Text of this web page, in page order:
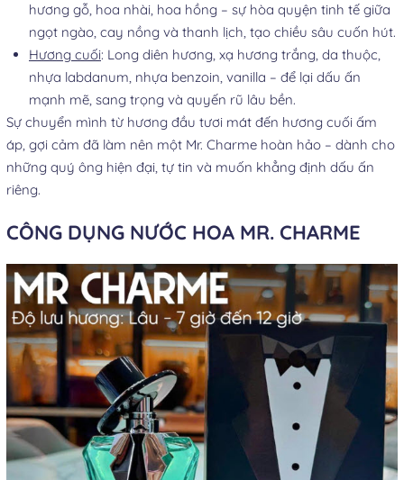
hương gỗ, hoa nhài, hoa hồng – sự hòa quyện tinh tế giữa
ngọt ngào, cay nồng và thanh lịch, tạo chiều sâu cuốn hút.
Hương cuối: Long diên hương, xạ hương trắng, da thuộc,
nhựa labdanum, nhựa benzoin, vanilla – để lại dấu ấn
mạnh mẽ, sang trọng và quyến rũ lâu bền.
Sự chuyển mình từ hương đầu tươi mát đến hương cuối ấm
áp, gợi cảm đã làm nên một Mr. Charme hoàn hảo – dành cho
những quý ông hiện đại, tự tin và muốn khẳng định dấu ấn
riêng.
CÔNG DỤNG NƯỚC HOA MR. CHARME